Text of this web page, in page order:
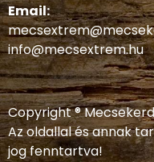
Email:
info@mecsextrem.hu
Copyright ®
Az oldallal és annak
jog fenntartva!